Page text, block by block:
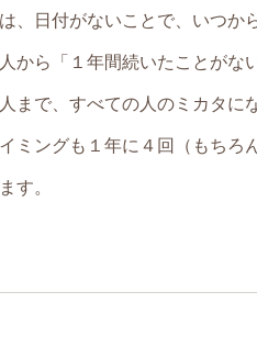
、日付がないことで、いつか
から「１年間続いたことがな
まで、すべての人のミカタに
ミングも１年に４回（もちろ
す。